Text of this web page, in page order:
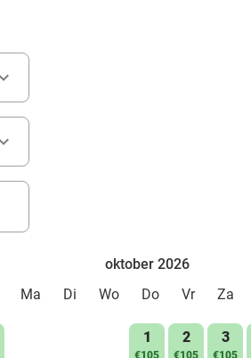
oktober 2026
Ma
Di Wo Do Vr Za
1
€105
2
€105
3
€105